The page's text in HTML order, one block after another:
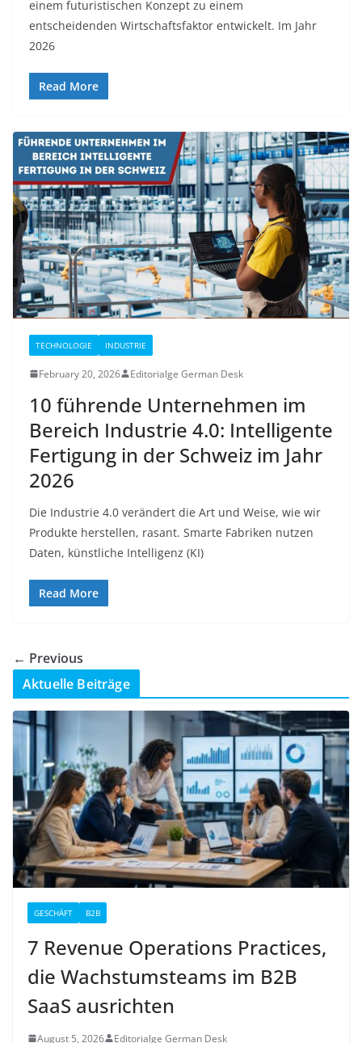
einem futuristischen Konzept zu einem
entscheidenden Wirtschaftsfaktor entwickelt. Im Jahr
2026
Read More
TECHNOLOGIE INDUSTRIE
February 20, 2026 Editorialge German Desk
10 führende Unternehmen im
Bereich Industrie 4.0: Intelligente
Fertigung in der Schweiz im Jahr
2026
Die Industrie 4.0 verändert die Art und Weise, wie wir
Produkte herstellen, rasant. Smarte Fabriken nutzen
Daten, künstliche Intelligenz (KI)
Read More
← Previous
Aktuelle Beiträge
GESCHÄFT B2B
7 Revenue Operations Practices,
die Wachstumsteams im B2B
SaaS ausrichten
August 5, 2026 Editorialge German Desk